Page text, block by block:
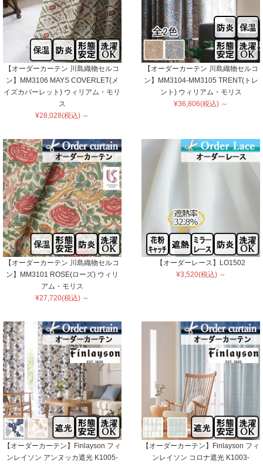
【オーダーカーテン 川島織物セルコ
ン】MM3106 MAYS COVERLET(メ
イズカバーレット) ウィリアム・モリ
ス
¥28,028(税込) ～
【オーダーカーテン 川島織物セルコ
ン】MM3104-MM3105 TRENT(トレ
ント) ウィリアム・モリス
¥36,806(税込) ～
【オーダーカーテン 川島織物セルコ
ン】MM3101 ROSE(ローズ) ウィリ
アム・モリス
¥27,720(税込) ～
【オーダーレース】LO1502
¥3,520(税込) ～
【オーダーカーテン】Finlayson フィ
ンレイソン アンヌッカ遮光 K1005-
【オーダーカーテン】Finlayson フィ
ンレイソン コロナ遮光 K1003-